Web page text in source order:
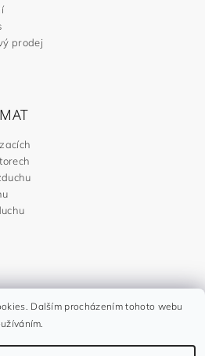
prodej
| Noaton.es | Gavri.sk | Gavri.es
Dalším procházením tohoto webu